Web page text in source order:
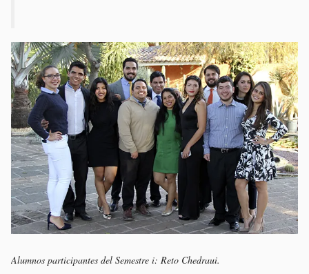
Alumnos participantes del Semestre i: Reto Chedraui.